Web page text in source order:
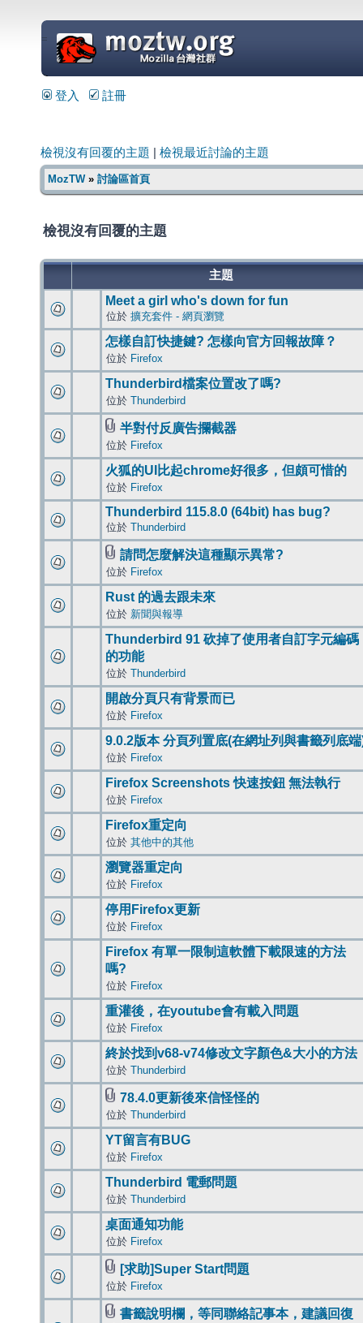
=
登入 註冊
檢視沒有回覆的主題 檢視最近討論的主題
MozTW» 討論區首頁
檢視沒有回覆的主題
主題
Meet a girl who's down for fun
位於 擴充套件 - 網頁瀏覽
怎樣自訂快捷鍵? 怎樣向官方回報故障？
位於 Firefox
Thunderbird檔案位置改了嗎?
位於 Thunderbird
半對付反廣告攔截器
位於 Firefox
火狐的UI比起chrome好很多，但頗可惜的
位於 Firefox
Thunderbird 115.8.0 (64bit) has bug?
位於 Thunderbird
請問怎麼解決這種顯示異常?
位於 Firefox
Rust 的過去跟未來
位於 新聞與報導
Thunderbird 91 砍掉了使用者自訂字元編碼
的功能
位於 Thunderbird
開啟分頁只有背景而已
位於 Firefox
9.0.2版本 分頁列置底(在網址列與書籤列底
位於 Firefox
Firefox Screenshots 快速按鈕 無法執行
位於 Firefox
Firefox重定向
位於 其他中的其他
瀏覽器重定向
位於 Firefox
停用Firefox更新
位於 Firefox
Firefox 有單一限制這軟體下載限速的方法
嗎?
位於 Firefox
重灌後，在youtube會有載入問題
位於 Firefox
終於找到v68-v74修改文字顏色&大小的方法
位於 Thunderbird
78.4.0更新後來信怪怪的
位於 Thunderbird
YT留言有BUG
位於 Firefox
Thunderbird 電郵問題
位於 Thunderbird
桌面通知功能
位於 Firefox
[求助]Super Start問題
位於 Firefox
書籤說明欄，等同聯絡記事本，建議回復